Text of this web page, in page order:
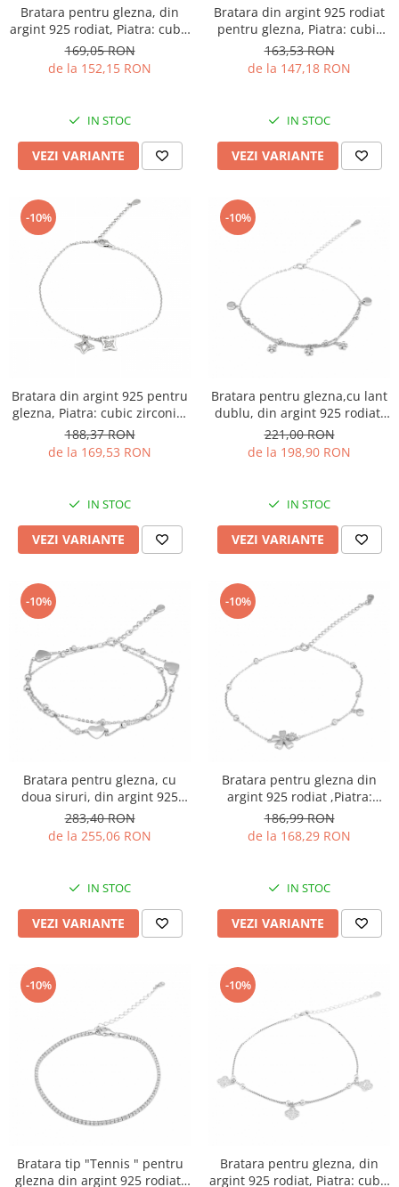
Bratara pentru glezna, din
argint 925 rodiat, Piatra: cubic
zirconia, Culoare:
transparenta, Sonis Silver
169,05 RON
de la 152,15 RON
IN STOC
VEZI VARIANTE
Bratara din argint 925 rodiat
pentru glezna, Piatra: cubic
zirconia,Sonis Silver
163,53 RON
de la 147,18 RON
IN STOC
VEZI VARIANTE
-10%
Bratara din argint 925 pentru
glezna, Piatra: cubic zirconia,
Culoare: transparent,Sonis
Silver
188,37 RON
de la 169,53 RON
IN STOC
VEZI VARIANTE
-10%
Bratara pentru glezna,cu lant
dublu, din argint 925 rodiat,
Piatra: cubic zirconia, Culoare:
transparenta, Sonis Silver
221,00 RON
de la 198,90 RON
IN STOC
VEZI VARIANTE
-10%
Bratara pentru glezna, cu
doua siruri, din argint 925
rodiat, Sonis Silver
283,40 RON
de la 255,06 RON
IN STOC
VEZI VARIANTE
-10%
Bratara pentru glezna din
argint 925 rodiat ,Piatra:
zirconia fatetata, Culoare:
transparenta, Sonis Silver
186,99 RON
de la 168,29 RON
IN STOC
VEZI VARIANTE
-10%
Bratara tip "Tennis " pentru
glezna din argint 925 rodiat,
-10%
Bratara pentru glezna, din
argint 925 rodiat, Piatra: cubic